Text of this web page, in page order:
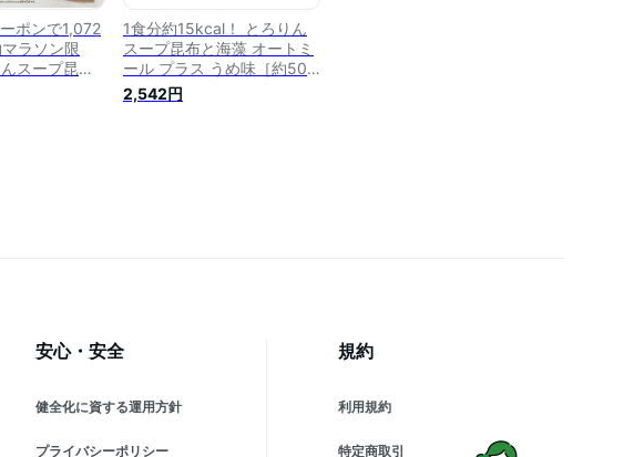
ーポンで1,072
ラソン限
スープ昆布
ールプラス
袋 選
1食分約15kcal！ とろりん
スープ昆布と海藻 オートミ
ール プラス うめ味［約50
杯分］300g×1袋 ダイエッ
ト 食物繊維 即席スープの素
2,542円
安心・安全
健全化に資する運用方針
プライバシーポリシー
規約
利用規約
特定商取引